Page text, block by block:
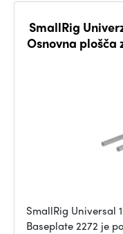
SmallRig
Osnovna plošča
SmallRig Universal
Baseplate 2272 je